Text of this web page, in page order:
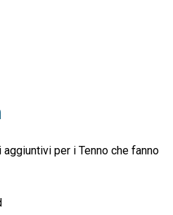
per i Tenno che fanno